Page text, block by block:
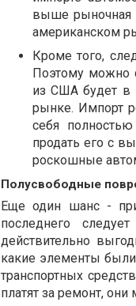
выше рыночная
американском
Кроме того,
Поэтому можно
из США будет в
рынке. Импорт
себя
продать его с
роскошные
Полусвободные
Еще один шанс -
последнего
действительно
какие элементы
транспортных
платят за ремонт,